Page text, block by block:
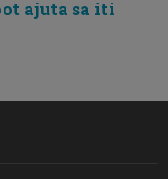
ajuta sa iti